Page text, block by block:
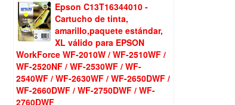
Epson C13T16344010 -
Cartucho de tinta,
amarillo,paquete estándar,
XL válido para EPSON
WorkForce WF-2010W / WF-2510WF /
WF-2520NF / WF-2530WF / WF-
2540WF / WF-2630WF / WF-2650DWF /
WF-2660DWF / WF-2750DWF / WF-
2760DWF